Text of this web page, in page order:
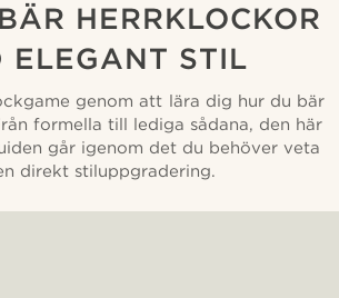
HERRKLOCKOR
ELEGANT STIL
genom att lära dig hur du bär
formella till lediga sådana, den här
går igenom det du behöver veta
direkt stiluppgradering.